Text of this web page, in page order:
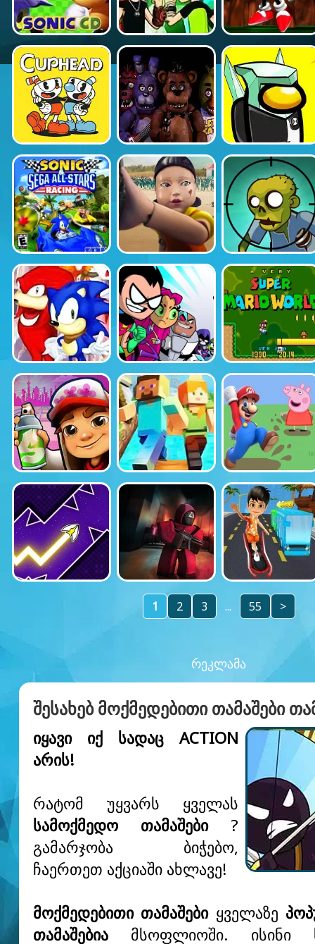
1 2 3 ... 55 >
ᲠᲔᲙᲚᲐᲛᲐ
ᲨᲔᲡᲐᲮᲔᲑ ᲛᲝᲥᲛᲔᲓᲔᲑᲘᲗᲘ ᲗᲐᲛᲐᲨᲔᲑᲘ
იყავი იქ სადაც ACTION
არის!
რატომ უყვარს ყველას
სამოქმედო თამაშები?
გამარჯობა ბიჭებო,
ჩაერთეთ აქციაში ახლავე!
მოქმედებითი თამაშებიყველაზე
თამაშებიამსოფლიოში. ისინი